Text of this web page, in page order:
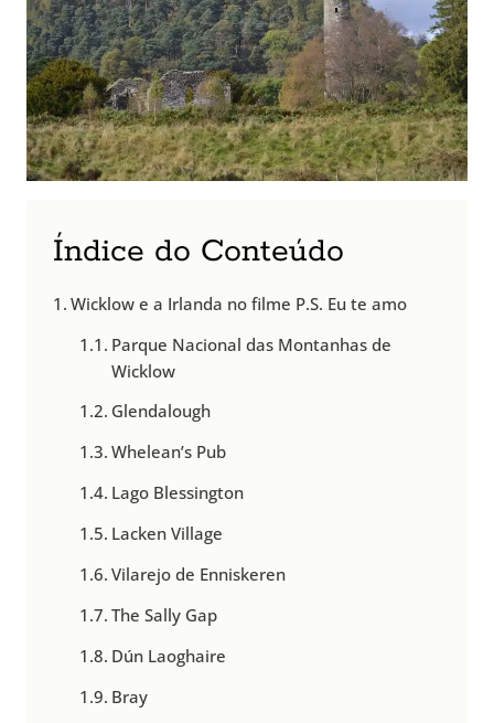
Índice do Conteúdo
Wicklow e a Irlanda no filme P.S. Eu te amo
Parque Nacional das Montanhas de
Wicklow
Glendalough
Whelean’s Pub
Lago Blessington
Lacken Village
Vilarejo de Enniskeren
The Sally Gap
Dún Laoghaire
Bray